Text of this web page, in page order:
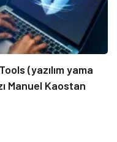
(yazılım yama
Manuel Kaostan